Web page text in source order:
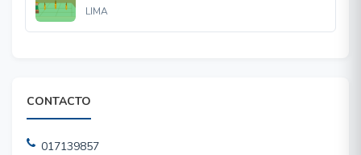
LIMA
CONTACTO
017139857